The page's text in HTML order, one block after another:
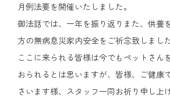
月例法要を開催いたしました。
御法話では、一年を振り返りまた、供養
方の無病息災家内安全をご祈念致しました
ここに来られる皆様は今でもペットさん
おられるとは思いますが、皆様、ご健康
さいます様、スタッフ一同お祈り申し上